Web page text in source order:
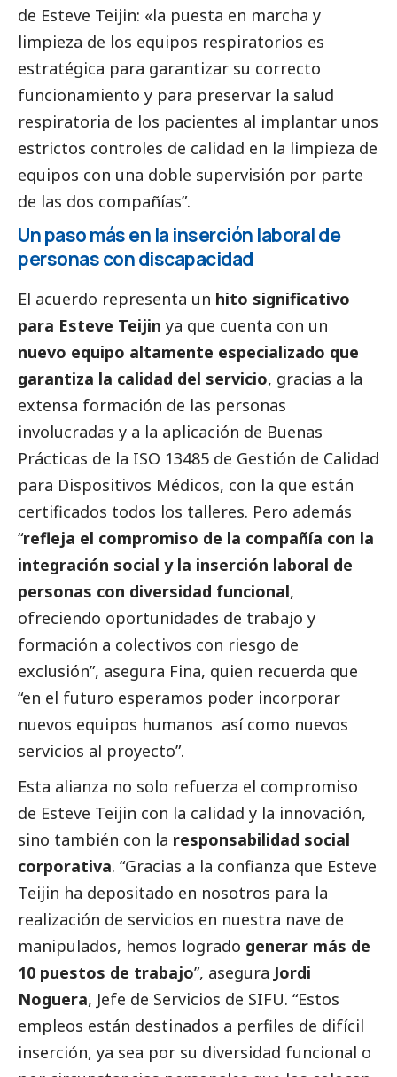
de Esteve Teijin: «la puesta en marcha y
limpieza de los equipos respiratorios es
estratégica para garantizar su correcto
funcionamiento y para preservar la salud
respiratoria de los pacientes al implantar unos
estrictos controles de calidad en la limpieza de
equipos con una doble supervisión por parte
de las dos compañías”.
Un paso más en la inserción laboral de
personas con discapacidad
El acuerdo representa un hito significativo
para Esteve Teijin ya que cuenta con un
nuevo equipo altamente especializado que
garantiza la calidad del servicio, gracias a la
extensa formación de las personas
involucradas y a la aplicación de Buenas
Prácticas de la ISO 13485 de Gestión de Calidad
para Dispositivos Médicos, con la que están
certificados todos los talleres. Pero además
“refleja el compromiso de la compañía con la
integración social y la inserción laboral de
personas con diversidad funcional,
ofreciendo oportunidades de trabajo y
formación a colectivos con riesgo de
exclusión”, asegura Fina, quien recuerda que
“en el futuro esperamos poder incorporar
nuevos equipos humanos así como nuevos
servicios al proyecto”.
Esta alianza no solo refuerza el compromiso
de Esteve Teijin con la calidad y la innovación,
sino también con la responsabilidad social
corporativa. “Gracias a la confianza que Esteve
Teijin ha depositado en nosotros para la
realización de servicios en nuestra nave de
manipulados, hemos logrado generar más de
10 puestos de trabajo”, asegura Jordi
Noguera, Jefe de Servicios de SIFU. “Estos
empleos están destinados a perfiles de difícil
inserción, ya sea por su diversidad funcional o